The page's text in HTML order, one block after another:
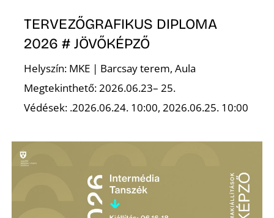
TERVEZŐGRAFIKUS DIPLOMA
2026 # JÖVŐKÉPZŐ
Helyszín: MKE | Barcsay terem, Aula
Megtekinthető: 2026.06.23– 25.
Védések: .2026.06.24. 10:00, 2026.06.25. 10:00